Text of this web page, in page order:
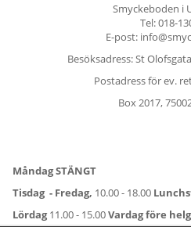
Smyckeboden i
Tel:018-
E-post:
Besöksadress: St
Postadress för ev.
Box 2017,
Måndag STÄNGT
Tisdag - Fredag, 10.00 - 18.00
Lördag11.00 - 15.00Vardag före